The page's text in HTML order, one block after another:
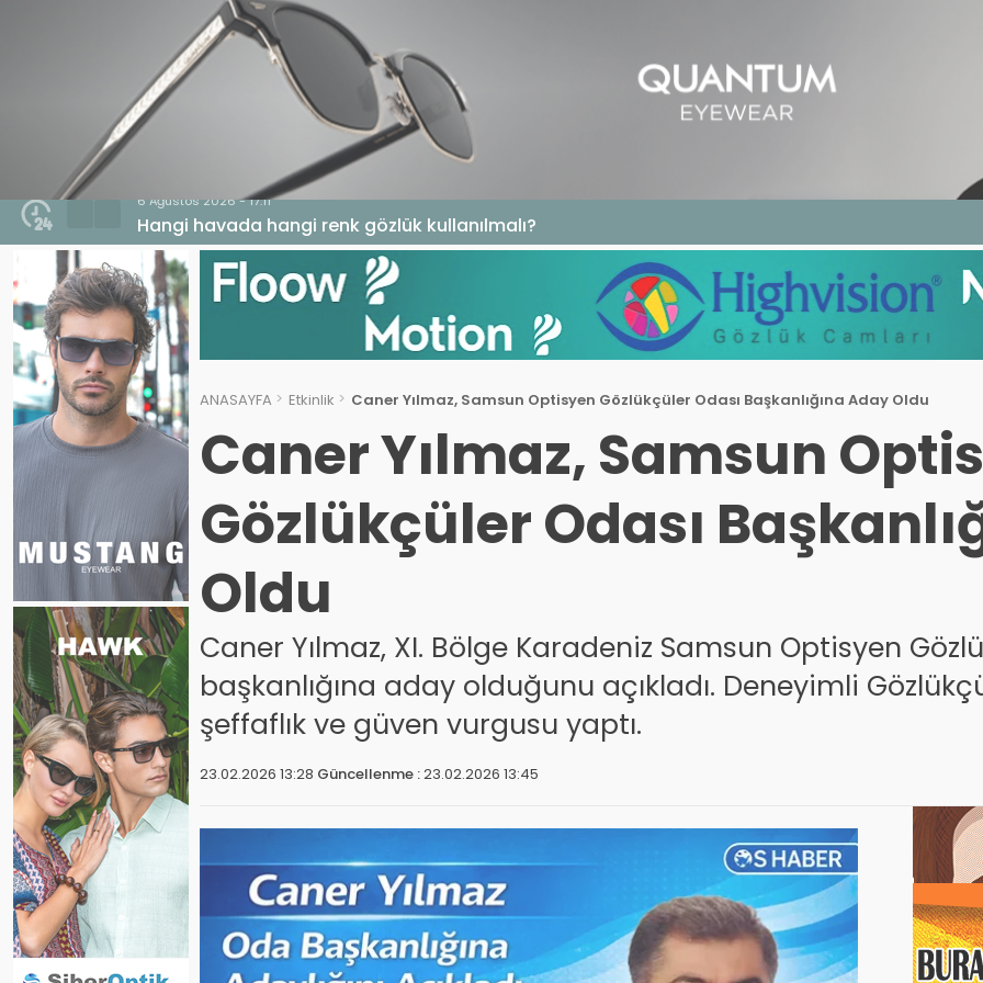
GENEL EKONOMI MAGAZIN
6 Ağustos 2026 - 17:11
Hangi havada hangi renk gözlük kullanılmalı?
ANASAYFA Etkinlik Caner Yılmaz, Samsun Optisyen Gözlükçüler Odası Başkanlığına Aday Oldu
Caner Yılmaz, Samsun
Gözlükçüler Odası
Oldu
Caner Yılmaz, XI. Bölge Karadeniz Samsun Optisyen
başkanlığına aday olduğunu açıkladı. Deneyimli
şeffaflık ve güven vurgusu yaptı.
23.02.2026 13:28 Güncellenme :23.02.2026 13:45